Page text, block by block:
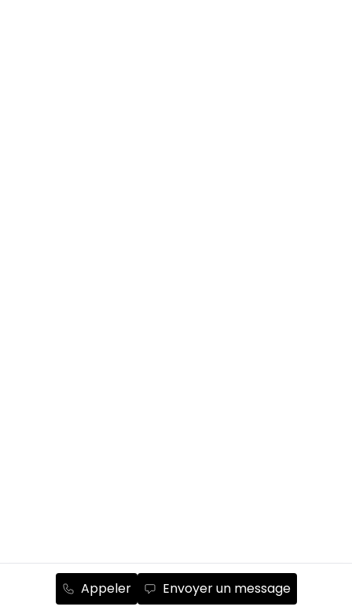
Appeler Envoyer un message